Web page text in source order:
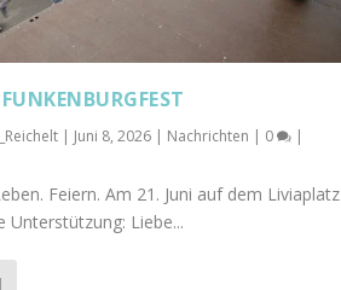
| Juni 8, 2026| Nachrichten | 0 |
Feiern. Am 21. Juni auf dem Liviaplatz
Unterstützung: Liebe...